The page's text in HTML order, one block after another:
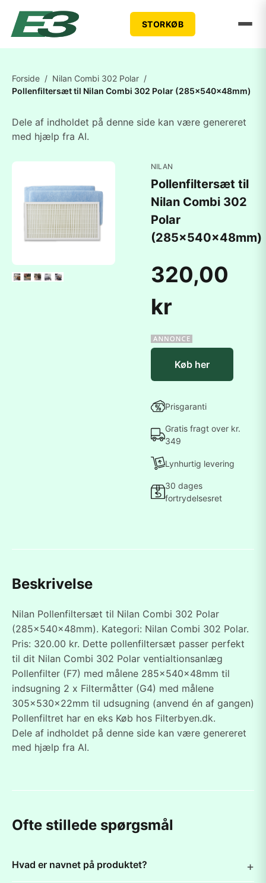
STORKØB
Forside / Nilan Combi 302 Polar /
Pollenfiltersæt til Nilan Combi 302 Polar (285x540x48mm)
Dele af indholdet på denne side kan være genereret
med hjælp fra AI.
NILAN
Pollenfiltersæt til
Nilan Combi 302
Polar
(285x540x48mm)
320,00
kr
Køb her
Prisgaranti
Gratis fragt over kr.
349
Lynhurtig levering
30 dages
fortrydelsesret
Beskrivelse
Nilan Pollenfiltersæt til Nilan Combi 302 Polar
(285x540x48mm). Kategori: Nilan Combi 302 Polar.
Pris: 320.00 kr. Dette pollenfiltersæt passer perfekt
til dit Nilan Combi 302 Polar ventialtionsanlæg
Pollenfilter (F7) med målene 285x540x48mm til
indsugning 2 x Filtermåtter (G4) med målene
305x530x22mm til udsugning (anvend én af gangen)
Pollenfiltret har en eks Køb hos Filterbyen.dk.
Dele af indholdet på denne side kan være genereret
med hjælp fra AI.
Ofte stillede spørgsmål
Hvad er navnet på produktet?